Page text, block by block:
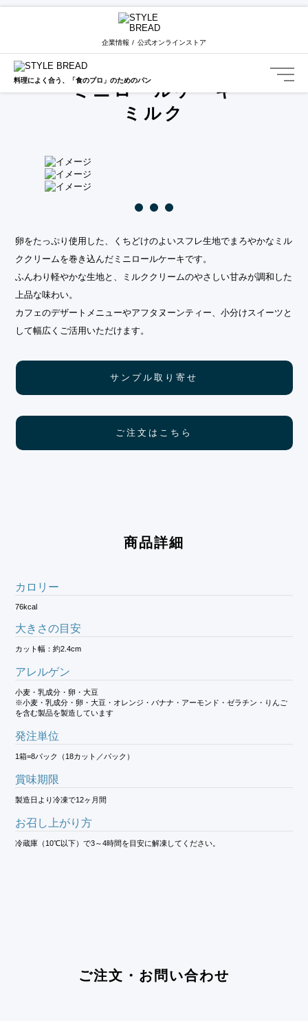
企業情報 公式オンラインストア
料理によく合う、「食のプロ」のためのパン
カテゴリー一覧 ミニロールケーキ
ミニロールケーキ
ミルク
卵をたっぷり使用した、くちどけのよいスフレ生地でまろやかなミル
ククリームを巻き込んだミニロールケーキです。
ふんわり軽やかな生地と、ミルククリームのやさしい甘みが調和した
上品な味わい。
カフェのデザートメニューやアフタヌーンティー、小分けスイーツと
して幅広くご活用いただけます。
サンプル取り寄せ
ご注文はこちら
商品詳細
カロリー
76kcal
大きさの目安
カット幅：約2.4cm
アレルゲン
小麦・乳成分・卵・大豆
※小麦・乳成分・卵・大豆・オレンジ・バナナ・アーモンド・ゼラチン・りんご
を含む製品を製造しています
発注単位
1箱=8パック（18カット／パック）
賞味期限
製造日より冷凍で12ヶ月間
お召し上がり方
冷蔵庫（10℃以下）で3～4時間を目安に解凍してください。
ご注文・お問い合わせ